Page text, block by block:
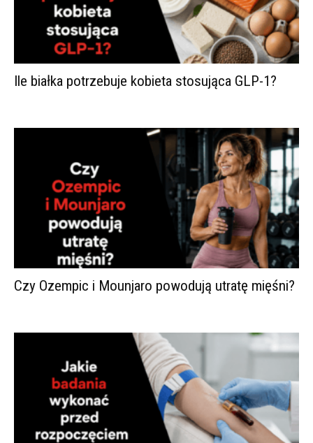
Ile białka potrzebuje kobieta stosująca GLP-1?
Czy Ozempic i Mounjaro powodują utratę mięśni?